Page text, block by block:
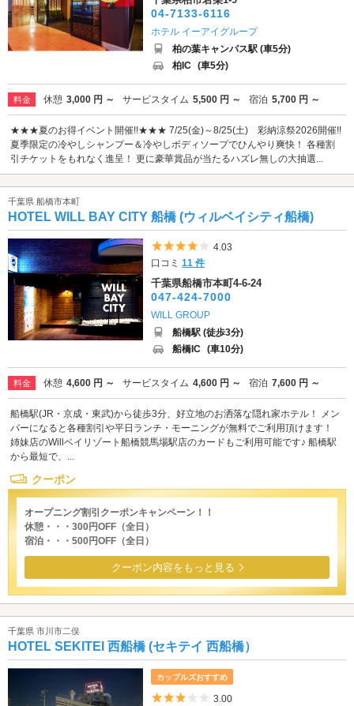
04-7133-6116
ホテル イーアイグループ
柏の葉キャンパス駅 (車5分)
柏IC (車5分)
料金 休憩 3,000 円 ～ サービスタイム 5,500 円 ～ 宿泊 5,700 円 ～
★★★夏のお得イベント開催!!★★★ 7/25(金)～8/25(土) 彩納涼祭2026開催!!
夏季限定の冷やしシャンプー＆冷やしボディソープでひんやり爽快！ 各種割
引チケットをもれなく進呈！ 更に豪華賞品が当たるハズレ無しの大抽選...
千葉県 船橋市本町
HOTEL WILL BAY CITY 船橋 (ウィルベイシティ船橋)
5つ星のうち4
4.03
口コミ11 件
千葉県船橋市本町4-6-24
047-424-7000
WILL GROUP
船橋駅 (徒歩3分)
船橋IC (車10分)
料金 休憩 4,600 円 ～ サービスタイム 4,600 円 ～ 宿泊 7,600 円 ～
船橋駅(JR・京成・東武)から徒歩3分、好立地のお洒落な隠れ家ホテル！ メン
バーになると各種割引や平日ランチ・モーニングが無料でご利用頂けます！
姉妹店のWillベイリゾート船橋競馬場駅店のカードもご利用可能です♪ 船橋駅
から最短で、...
クーポン
オープニング割引クーポンキャンペーン！！
休憩・・・300円OFF（全日）
宿泊・・・500円OFF（全日）
クーポン内容をもっと見る
千葉県 市川市二俣
HOTEL SEKITEI 西船橋 (セキテイ 西船橋）
カップルズおすすめ
5つ星のうち3
3.00